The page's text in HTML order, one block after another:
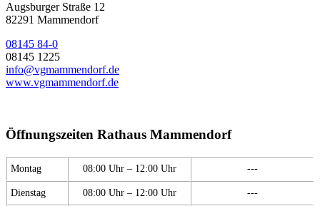
Augsburger Straße 12
82291 Mammendorf
08145 84-0
08145 1225
info@vgmammendorf.de
www.vgmammendorf.de
Öffnungszeiten Rathaus Mammendorf
Montag 08:00 Uhr – 12:00 Uhr ---
Dienstag 08:00 Uhr – 12:00 Uhr ---